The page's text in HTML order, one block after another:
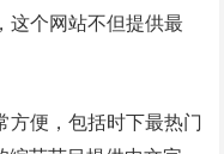
这个网站不但提供最
方便，包括时下最热门